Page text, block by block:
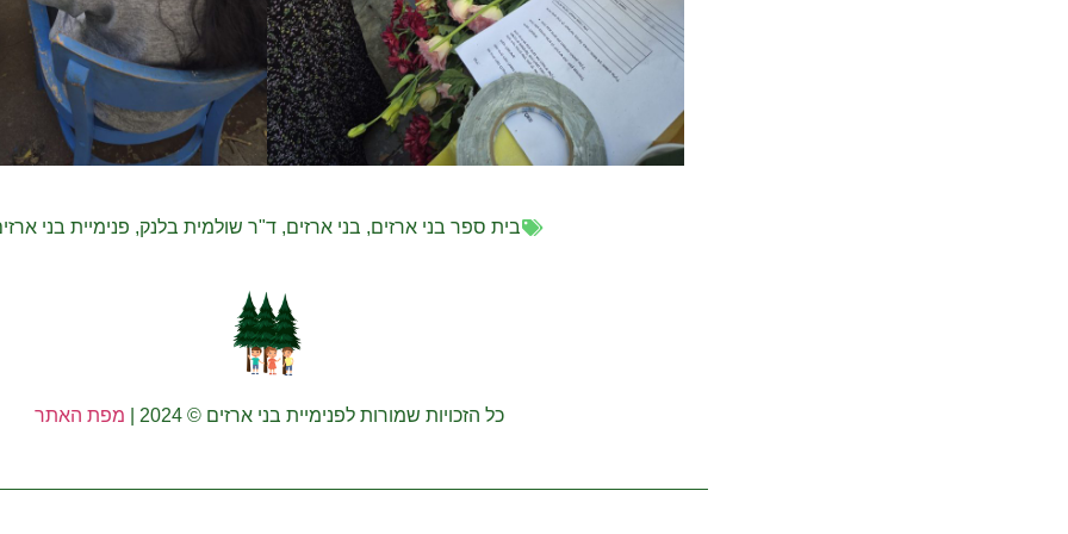
בית ספר בני ארזים, בני ארזים, ד"ר שולמית בלנק, פנימיית בני
כל הזכויות שמורות לפנימיית בני ארזים © 2024 | מפת האתר